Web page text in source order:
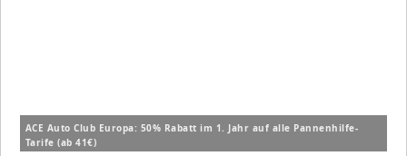
ACE Auto Club Europa: 50% Rabatt im 1. Jahr auf alle Pannenhilfe-
Tarife (ab 41€)